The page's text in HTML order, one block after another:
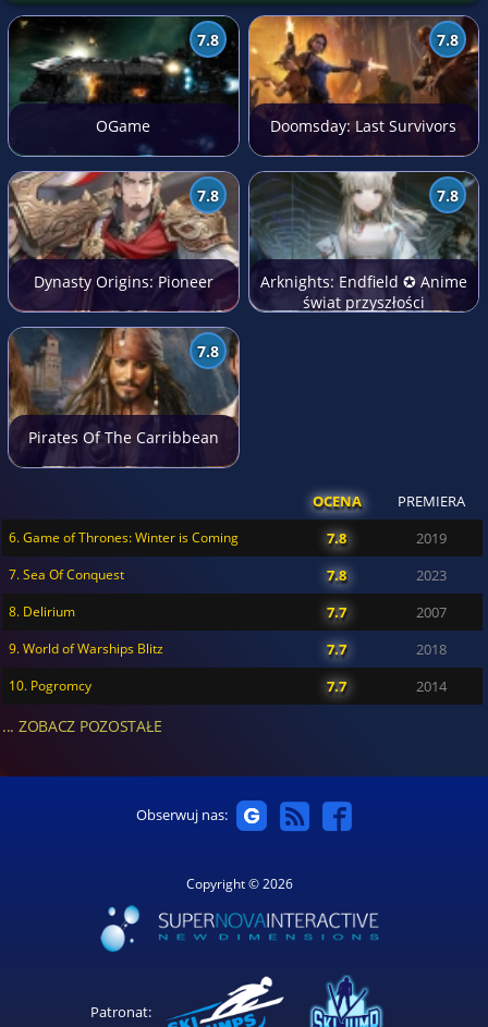
7.8
OGame
7.8
Doomsday: Last Survivors
7.8
Dynasty Origins: Pioneer
7.8
Arknights: Endfield ✪ Anime
świat przyszłości
7.8
Pirates Of The Carribbean
OCENA PREMIERA
6. Game of Thrones: Winter is Coming 7.8 2019
7. Sea Of Conquest 7.8 2023
8. Delirium 7.7 2007
9. World of Warships Blitz 7.7 2018
10. Pogromcy 7.7 2014
... ZOBACZ POZOSTAŁE
Obserwuj nas:
Copyright © 2026
Patronat: